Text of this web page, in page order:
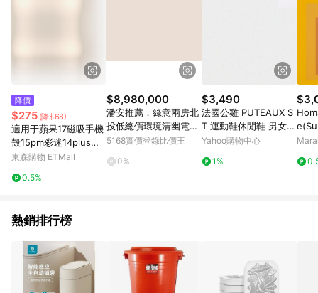
降價
$275 (降$68)
適用于蘋果17磁吸手機
殼15pm彩迷14plus雙
層p硅膠iphone16pro
摔高級耐用磨軍事風m
東森購物 ETMall
0.5%
$8,980,000
潘安推薦．綠意兩房北
投低總價環境清幽電梯
美宅｜台北市北投區溫
5168實價登錄比價王
0%
$3,490
法國公雞 PUTEAUX S
T 運動鞋休閒鞋 男女鞋
2色 LJY73102
Yahoo購物中心
1%
f
熱銷排行榜